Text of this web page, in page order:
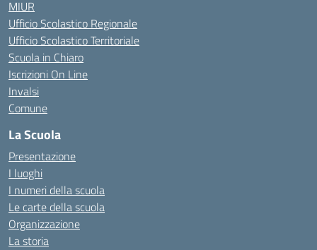
MIUR
Ufficio Scolastico Regionale
Ufficio Scolastico Territoriale
Scuola in Chiaro
Iscrizioni On Line
Invalsi
Comune
La Scuola
Presentazione
I luoghi
I numeri della scuola
Le carte della scuola
Organizzazione
La storia